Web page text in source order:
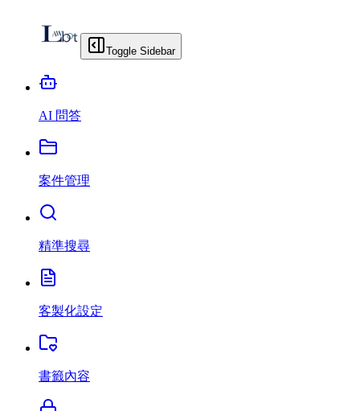
Toggle Sidebar
AI 問答
案件管理
精準搜尋
客製化設定
書籤內容